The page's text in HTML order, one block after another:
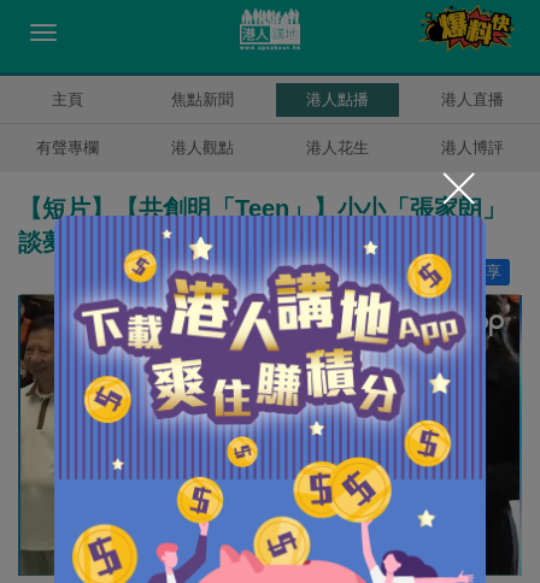
主頁 焦點新聞 港人點播 港人直播
有聲專欄 港人觀點 港人花生 港人博評
【短片】【共創明「Teen」】小小「張家朗」
談夢想 不做「劍神」愛做甜品！
分享
讚好 123